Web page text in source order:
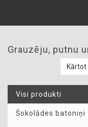
Grauzēju, putnu
Kārtot
Visi produkti
Šokolādes batoniņi